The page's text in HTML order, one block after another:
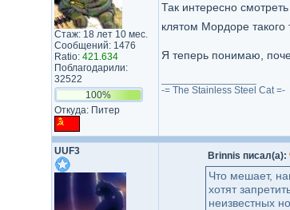
Стаж: 18 лет 10 мес.
Сообщений: 1476
Ratio: 421.634
Поблагодарили:
32522
100%
Откуда: Питер
Так интересно
клятом Мордоре такого
Я теперь понимаю,
-= The Stainless Steel Cat =-
UUF3 Brinnis писал(а):
Что мешает,
хотят
неизвестных